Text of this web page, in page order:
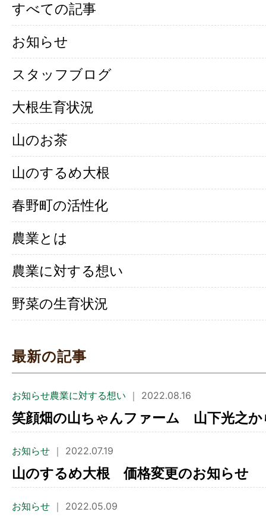
すべての記事
お知らせ
スタッフブログ
大根生育状況
山のお茶
山のするめ大根
春野町の活性化
農業とは
農業に対する想い
野菜の生育状況
最新の記事
お知らせ農業に対する想い ｜ 2022.08.16
笑顔畑の山ちゃんファーム 山下光之か
お知らせ ｜ 2022.07.19
山のするめ大根 価格変更のお知らせ
お知らせ ｜ 2022.05.09